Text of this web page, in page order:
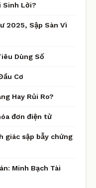
Sinh Lời?
2025, Sập Sàn Vì
Dùng Số
Cơ
Hay Rủi Ro?
đơn điện tử
giác sập bẫy chứng
Minh Bạch Tài